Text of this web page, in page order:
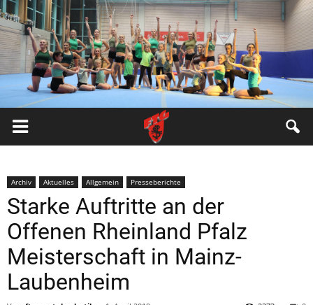
FTG
Archiv Aktuelles Allgemein Presseberichte
Starke Auftritte an der
Offenen Rheinland Pfalz
Meisterschaft in Mainz-
Laubenheim